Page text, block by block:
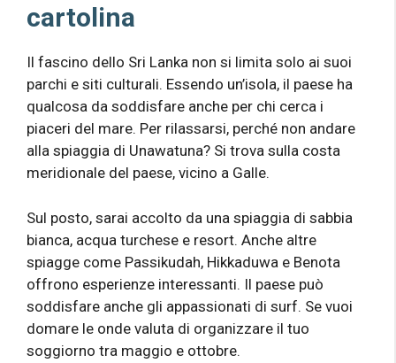
cartolina
Il fascino dello Sri Lanka non si limita solo ai suoi
parchi e siti culturali. Essendo un’isola, il paese ha
qualcosa da soddisfare anche per chi cerca i
piaceri del mare. Per rilassarsi, perché non andare
alla spiaggia di Unawatuna? Si trova sulla costa
meridionale del paese, vicino a Galle.
Sul posto, sarai accolto da una spiaggia di sabbia
bianca, acqua turchese e resort. Anche altre
spiagge come Passikudah, Hikkaduwa e Benota
offrono esperienze interessanti. Il paese può
soddisfare anche gli appassionati di surf. Se vuoi
domare le onde valuta di organizzare il tuo
soggiorno tra maggio e ottobre.